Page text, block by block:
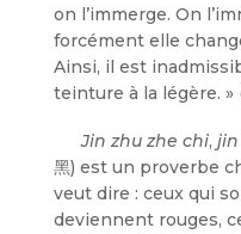
on l’immerge. On
forcément elle
Ainsi, il est
teinture à la légère. »
Jin zhu zhe chi,jin
黑) est un proverbe
veut dire : ceux qui
deviennent rouges,